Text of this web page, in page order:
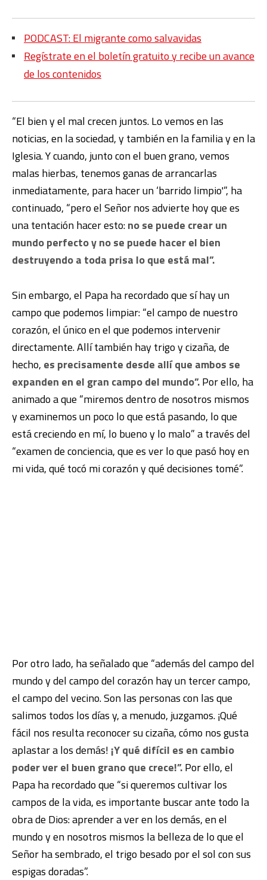
PODCAST: El migrante como salvavidas
Regístrate en el boletín gratuito y recibe un avance
de los contenidos
“El bien y el mal crecen juntos. Lo vemos en las
noticias, en la sociedad, y también en la familia y en la
Iglesia. Y cuando, junto con el buen grano, vemos
malas hierbas, tenemos ganas de arrancarlas
inmediatamente, para hacer un ‘barrido limpio'”, ha
continuado, “pero el Señor nos advierte hoy que es
una tentación hacer esto:no se puede crear un
mundo perfecto y no se puede hacer el bien
destruyendo a toda prisa lo que está mal”.
Sin embargo, el Papa ha recordado que sí hay un
campo que podemos limpiar: “el campo de nuestro
corazón, el único en el que podemos intervenir
directamente. Allí también hay trigo y cizaña, de
hecho, es precisamente desde allí que ambos se
expanden en el gran campo del mundo”.Por ello, ha
animado a que “miremos dentro de nosotros mismos
y examinemos un poco lo que está pasando, lo que
está creciendo en mí, lo bueno y lo malo” a través del
“examen de conciencia, que es ver lo que pasó hoy en
mi vida, qué tocó mi corazón y qué decisiones tomé”.
Por otro lado, ha señalado que “además del campo del
mundo y del campo del corazón hay un tercer campo,
el campo del vecino. Son las personas con las que
salimos todos los días y, a menudo, juzgamos. ¡Qué
fácil nos resulta reconocer su cizaña, cómo nos gusta
aplastar a los demás! ¡Y qué difícil es en cambio
poder ver el buen grano que crece!”.Por ello, el
Papa ha recordado que “si queremos cultivar los
campos de la vida, es importante buscar ante todo la
obra de Dios: aprender a ver en los demás, en el
mundo y en nosotros mismos la belleza de lo que el
Señor ha sembrado, el trigo besado por el sol con sus
espigas doradas”.